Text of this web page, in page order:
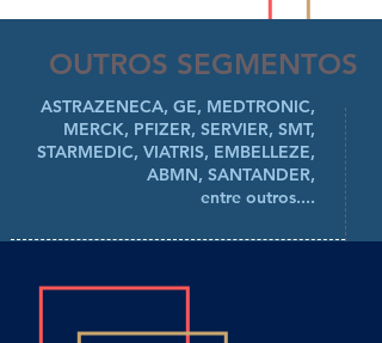
OUTROS SEGMENTOS
ASTRAZENECA, GE, MEDTRONIC,
MERCK, PFIZER, SERVIER, SMT,
STARMEDIC, VIATRIS, EMBELLEZE,
ABMN, SANTANDER,
entre outros....